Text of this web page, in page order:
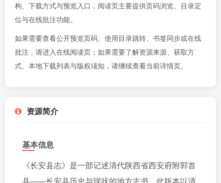
构、下载方式与预览入口，阅读页主要提供页码浏览、目录定
位与在线批注功能。
如果需要查看公开预览页码、使用目录跳转、书签同步或在线
批注，请进入在线阅读页 ；如果需要了解资源来源、获取方
式、本地下载列表与版权须知，请继续查看当前详情页。
资源简介
基本信息
《长安县志》是一部记述清代陕西省西安府附郭首